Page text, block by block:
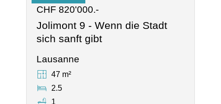
CHF 820'000.-
Jolimont 9 - Wenn die Stadt
sich sanft gibt
Lausanne
47 m²
2.5
1